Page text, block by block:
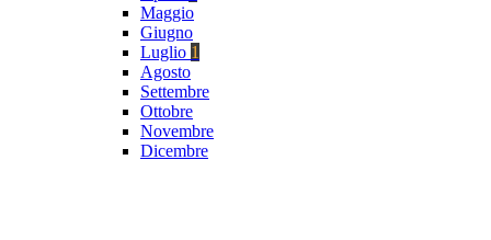
Maggio
Giugno
Luglio 1
Agosto
Settembre
Ottobre
Novembre
Dicembre